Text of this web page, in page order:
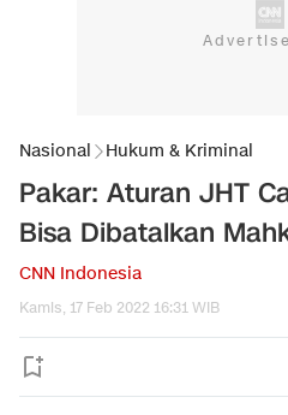
Nasional Hukum & Kriminal
Pakar: Aturan JHT
Bisa Dibatalkan
CNN Indonesia
Kamis, 17 Feb 2022 16:31 WIB